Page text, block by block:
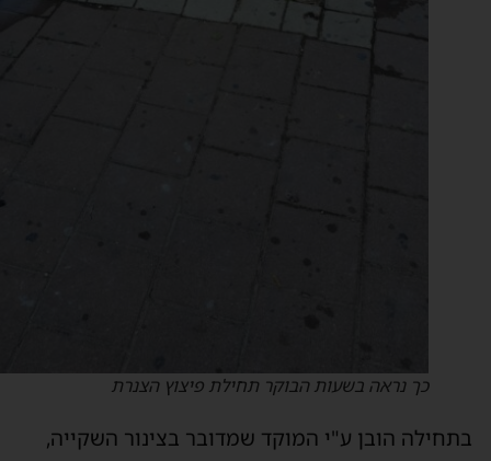
כך נראה בשעות הבוקר תחילת פיצוץ הצנרת
הובן ע"י המוקד שמדובר בצינור השקייה,